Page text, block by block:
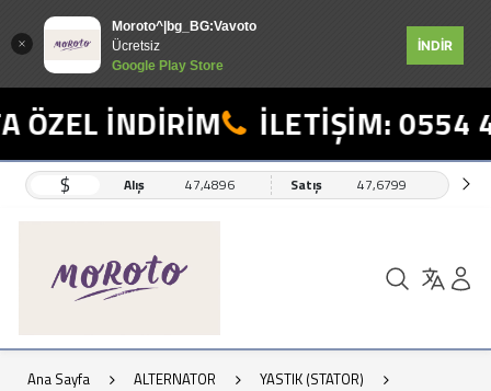
Moroto^|bg_BG:Vavoto
Ücretsiz
Google Play Store
İNDİR
İNDİRİM İLETİŞİM: 0554 498
$ Alış 47,4896 Satış 47,6799
Ana Sayfa ALTERNATOR
YASTIK (STATOR)